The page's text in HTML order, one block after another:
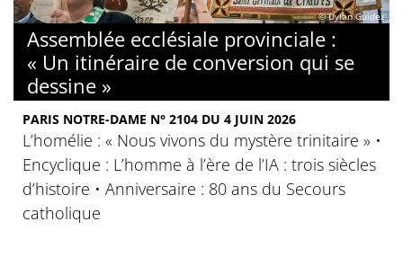
© Dylan Guidez
Assemblée ecclésiale provinciale :
« Un itinéraire de conversion qui se
dessine »
PARIS NOTRE-DAME N° 2104 DU 4 JUIN 2026
L’homélie : « Nous vivons du mystère trinitaire » •
Encyclique : L’homme à l’ère de l’IA : trois siècles
d’histoire • Anniversaire : 80 ans du Secours
catholique